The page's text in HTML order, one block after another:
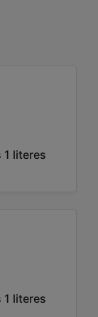
1 literes
1 literes